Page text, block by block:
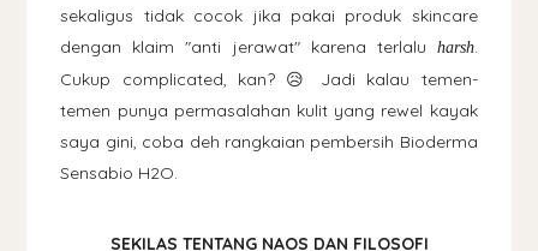
sekaligus tidak cocok jika pakai produk skincare
dengan klaim "anti jerawat" karena terlalu
harsh.
Cukup complicated, kan? 😥 Jadi kalau temen-
temen punya permasalahan kulit yang rewel kayak
saya gini, coba deh rangkaian pembersih Bioderma
Sensabio H2O.
SEKILAS TENTANG NAOS DAN FILOSOFI